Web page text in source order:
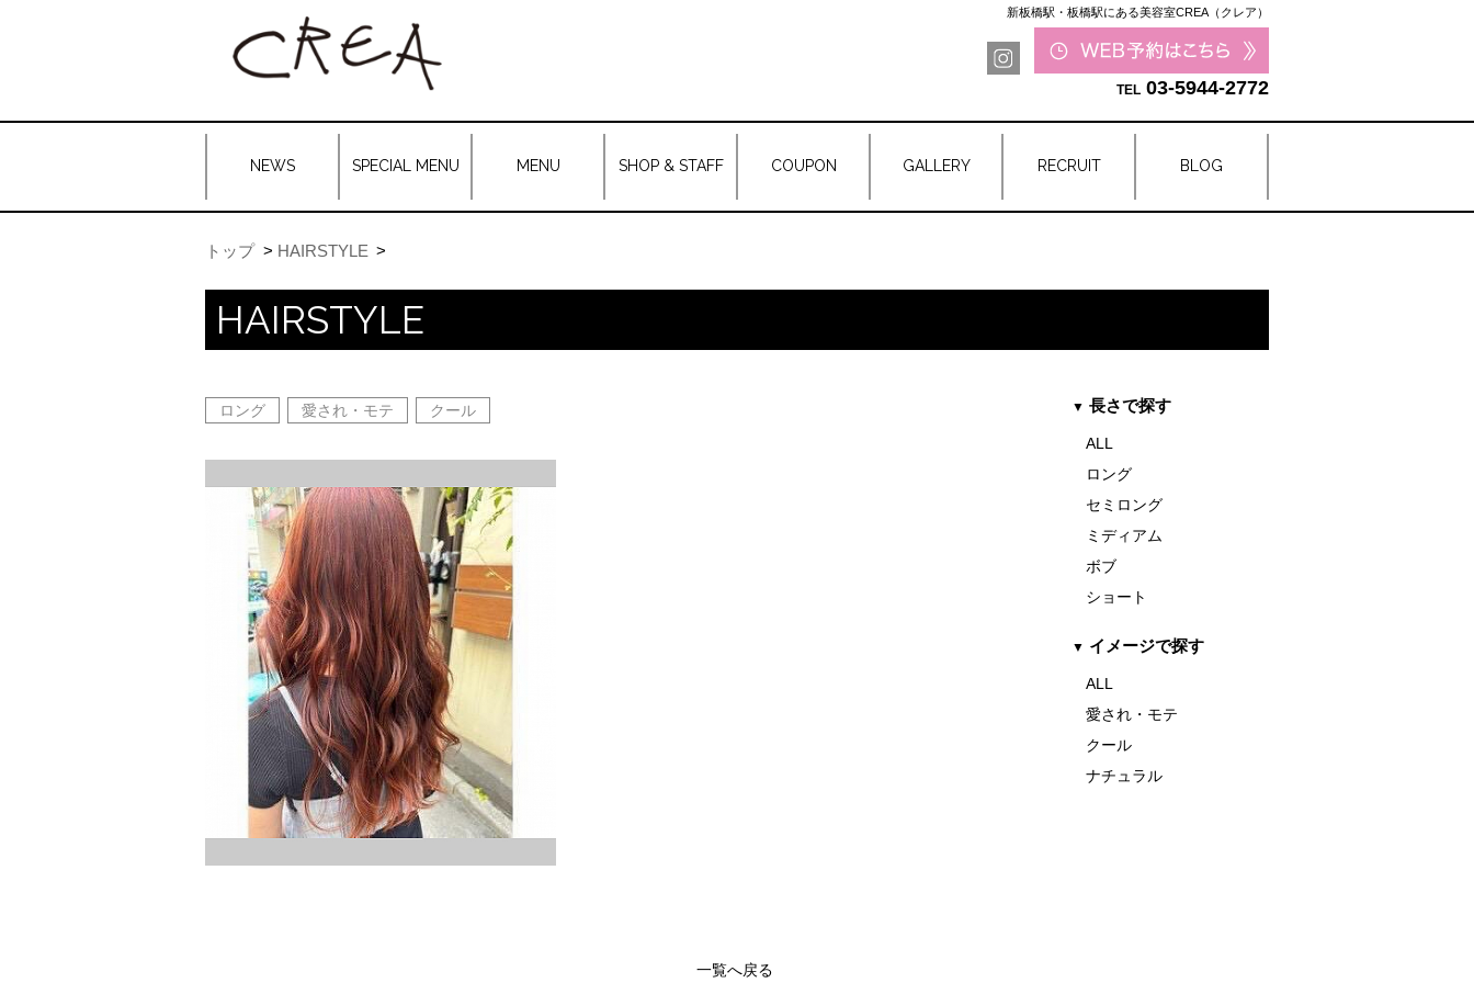
新板橋駅・板橋駅にある美容室CREA（クレア）
03-5944-2772
NEWS SPECIAL MENU MENU SHOP & STAFF COUPON GALLERY RECRUIT BLOG
トップ HAIRSTYLE
HAIRSTYLE
長さで探す
ALL
ロング
セミロング
ミディアム
ボブ
ショート
イメージで探す
ALL
愛され・モテ
クール
ナチュラル
ロング 愛され・モテ クール
一覧へ戻る